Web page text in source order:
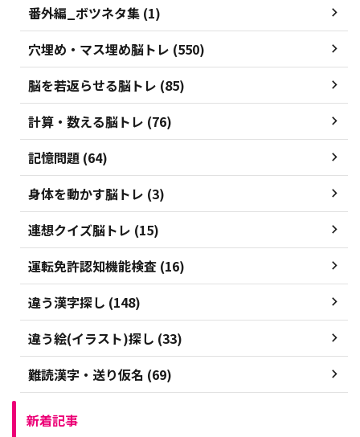
番外編_ボツネタ集 (1)
穴埋め・マス埋め脳トレ (550)
脳を若返らせる脳トレ (85)
計算・数える脳トレ (76)
記憶問題 (64)
身体を動かす脳トレ (3)
連想クイズ脳トレ (15)
運転免許認知機能検査 (16)
違う漢字探し (148)
違う絵(イラスト)探し (33)
難読漢字・送り仮名 (69)
新着記事